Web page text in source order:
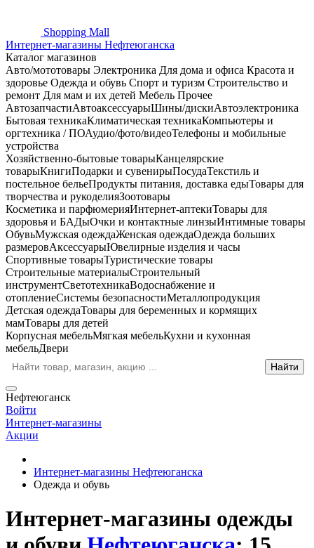
Shopping Mall
Интернет-магазины Нефтеюганска
Каталог магазинов
Авто/мототовары Электроника Для дома и офиса Красота и
здоровье Одежда и обувь Спорт и туризм Строительство и
ремонт Для мам и их детей Мебель Прочее
АвтозапчастиАвтоаксессуарыШины/дискиАвтоэлектроника
Бытовая техникаКлиматическая техникаКомпьютеры и
оргтехника / ПОАудио/фото/видеоТелефоны и мобильные
устройства
Хозяйственно-бытовые товарыКанцелярские
товарыКнигиПодарки и сувенирыПосудаТекстиль и
постельное бельеПродукты питания, доставка едыТовары для
творчества и рукоделияЗоотовары
Косметика и парфюмерияИнтернет-аптекиТовары для
здоровья и БАДыОчки и контактные линзыИнтимные товары
ОбувьМужская одеждаЖенская одеждаОдежда больших
размеровАксессуарыЮвелирные изделия и часы
Спортивные товарыТуристические товары
Строительные материалыСтроительный
инструментСветотехникаВодоснабжение и
отоплениеСистемы безопасностиМеталлопродукция
Детская одеждаТовары для беременных и кормящих
мамТовары для детей
Корпусная мебельМягкая мебельКухни и кухонная
мебельДвери
Нефтеюганск
Войти
Интернет-магазины
Акции
Интернет-магазины Нефтеюганска
Одежда и обувь
Интернет-магазины одежды